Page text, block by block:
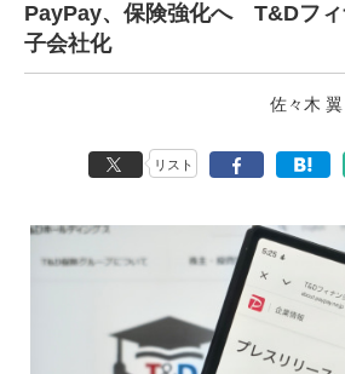
PayPay、保険強化へ T&Dフィ
子会社化
佐々木 翼
リスト